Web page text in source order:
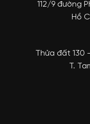
112/9 đường
Hồ
Thửa đất 130
T.